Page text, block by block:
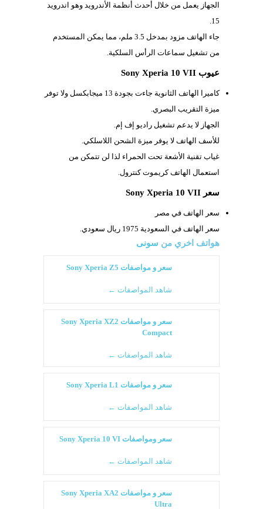
الجهاز يعمل من خلال أحدث أنظمة الأندرويد وهو اندرويد
15.
جاء الهاتف مزود بمدخل
3.5 ملم، مما يمكن المستخدم
من تشغيل سماعات الرأس السلكية.
عيوب Sony Xperia 10 VII
كاميرا الهاتف الثانوية جاءت بجودة 13 ميجابكسل ولا توفر
ميزة التقريب البصري.
الجهاز لا يدعم تشغيل راديو إف إم.
للأسف الهاتف لا يوفر ميزة الشحن اللاسلكي.
غياب تقنية الأشعة تحت الحمراء لذا لن تتمكن من
استعمال الهاتف كريموت كنترول.
سعر Sony Xperia 10 VII
سعر الهاتف في مصر
سعر الهاتف في السعودية 1975 ريال سعودي.
هواتف اخري من سونى
سعر و مواصفات Sony Xperia Z5
شاهد المواصفات ←
سعر و مواصفات Sony Xperia XZ2
Compact
شاهد المواصفات ←
سعر و مواصفات Sony Xperia L1
شاهد المواصفات ←
سعر ومواصفات Sony Xperia 10 VI
شاهد المواصفات ←
سعر و مواصفات Sony Xperia XA2
Ultra